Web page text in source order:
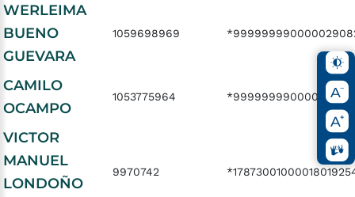
WERLEIMA
BUENO
GUEVARA
1059698969
CAMILO
OCAMPO
1053775964
VICTOR
MANUEL
LONDOÑO
9970742